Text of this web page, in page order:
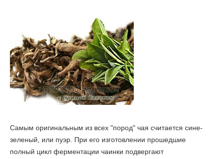
Самым оригинальным из всех "пород" чая считается сине-
зеленый, или пуэр. При его изготовлении прошедшие
полный цикл ферментации чаинки подвергают